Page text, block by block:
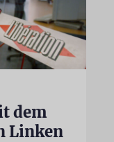
dem
Linken